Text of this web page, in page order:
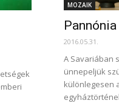
MOZAIK
2016.05.31.
A Savariában
ünnepeljük
különlegesen